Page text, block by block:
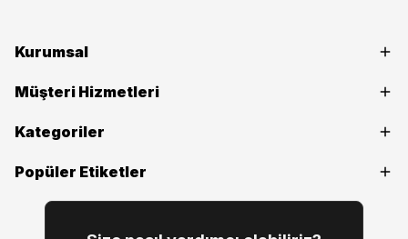
Kurumsal
Müşteri Hizmetleri
Kategoriler
Popüler Etiketler